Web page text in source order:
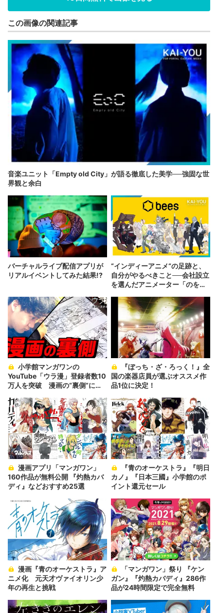
この画像の関連記事
音楽ユニット「Empty old City」が語る徹底した美学──強固な世
界観と余白
バーチャルライブ配信アプリが
リアルイベントしてみた結果!?
“インディーアニメ“の足跡と、
自分がやるべきこと──会社設立
を選んだアニメーター「のを
YouTube「ウラ漫」登録者数10
万人を突破 漫画の“裏側”に密
国の楽器店員が選ぶオススメ作
品1位に決定！
160作品が無料公開 『灼熱カバ
ディ』などおすすめ25選
カノ』『日本三國』小学館のポ
イント還元セール
ニメ化 元天才ヴァイオリン少
年の再生と挑戦
ガン』『灼熱カバディ』286作
品が24時間限定で完全無料